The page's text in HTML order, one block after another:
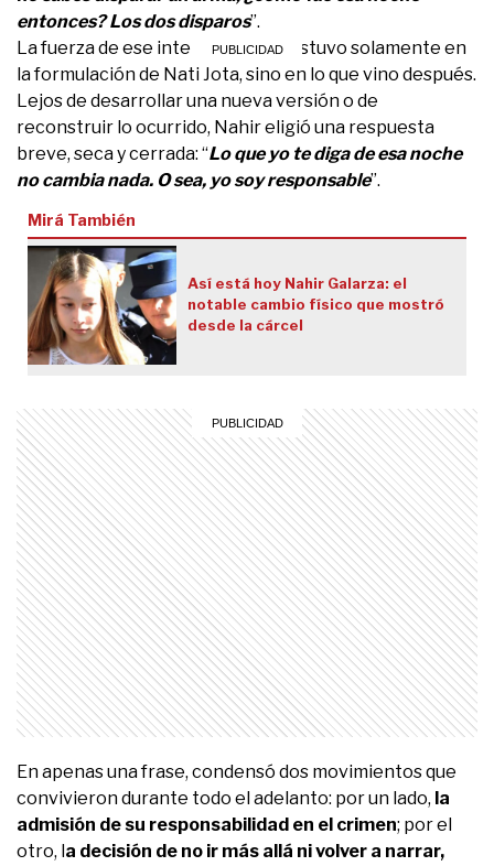
entonces? Los dos disparos”.
La fuerza de ese intercambio no estuvo solamente en
la formulación de Nati Jota, sino en lo que vino después.
Lejos de desarrollar una nueva versión o de
reconstruir lo ocurrido, Nahir eligió una respuesta
breve, seca y cerrada: “Lo que yo te diga de esa noche
no cambia nada. O sea, yo soy responsable”.
Mirá También
Así está hoy Nahir Galarza: el
notable cambio físico que mostró
desde la cárcel
En apenas una frase, condensó dos movimientos que
convivieron durante todo el adelanto: por un lado, la
admisión de su responsabilidad en el crimen; por el
otro, l a decisión de no ir más allá ni volver a narrar,